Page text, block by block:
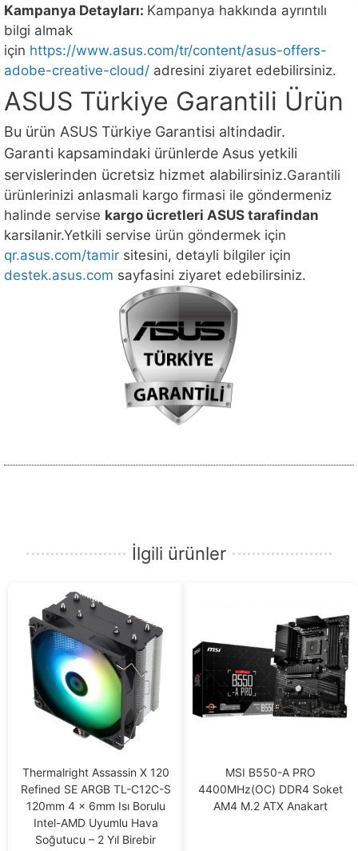
Kampanya Detayları: Kampanya hakkında ayrıntılı
bilgi almak
için https://www.asus.com/tr/content/asus-offers-
adobe-creative-cloud/ adresini ziyaret edebilirsiniz.
ASUS Türkiye Garantili Ürün
Bu ürün ASUS Türkiye Garantisi altindadir.
Garanti kapsamindaki ürünlerde Asus yetkili
servislerinden ücretsiz hizmet alabilirsiniz.Garantili
ürünlerinizi anlasmali kargo firmasi ile göndermeniz
halinde servise kargo ücretleri ASUS tarafindan
karsilanir.Yetkili servise ürün göndermek için
qr.asus.com/tamir sitesini, detayli bilgiler için
destek.asus.com sayfasini ziyaret edebilirsiniz.
İlgili ürünler
Thermalright Assassin X 120
Refined SE ARGB TL-C12C-S
120mm 4 x 6mm Isı Borulu
Intel-AMD Uyumlu Hava
Soğutucu – 2 Yıl Birebir
MSI B550-A PRO
4400MHz(OC) DDR4 Soket
AM4 M.2 ATX Anakart